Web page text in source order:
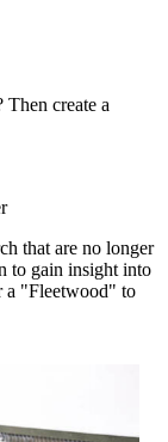
create a
that are no longer
to gain insight into
a "Fleetwood" to